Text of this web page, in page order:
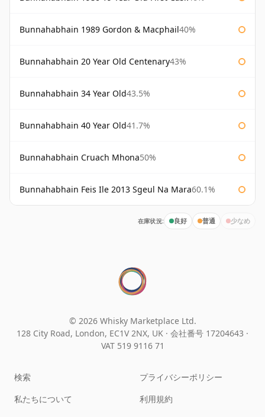
Bunnahabhain 1989 Gordon & Macphail40%
Bunnahabhain 20 Year Old Centenary43%
Bunnahabhain 34 Year Old43.5%
Bunnahabhain 40 Year Old41.7%
Bunnahabhain Cruach Mhona50%
Bunnahabhain Feis Ile 2013 Sgeul Na Mara60.1%
在庫状況: 良好 普通 少なめ
© 2026 Whisky Marketplace Ltd.
128 City Road, London, EC1V 2NX, UK · 会社番号 17204643 ·
VAT 519 9116 71
検索
私たちについて
プライバシーポリシー
利用規約